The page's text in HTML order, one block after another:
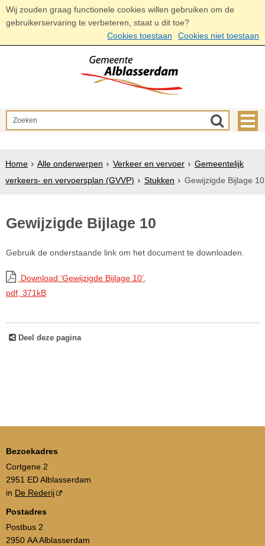
Wij zouden graag functionele cookies willen gebruiken om de
gebruikerservaring te verbeteren, staat u dit toe?
Cookies toestaan
Cookies niet toestaan
Home Alle onderwerpen Verkeer en vervoer
Gemeentelijk
verkeers- en vervoersplan (GVVP)
Stukken Gewijzigde Bijlage 10
Gewijzigde Bijlage 10
Gebruik de onderstaande link om het document te downloaden.
Download ‘Gewijzigde Bijlage 10’,
pdf, 371kB
Deel deze pagina
Bezoekadres
Cortgene 2
2951 ED Alblasserdam
in De Rederij
Postadres
Postbus 2
2950 AA Alblasserdam